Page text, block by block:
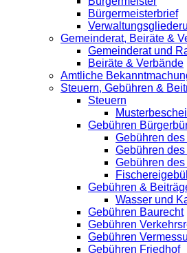
Bürgermeisterbrief
Gemeinderat, Beiräte &
Gemeinderat und
Beiräte & Verbände
Amtliche
Steuern, Gebühren &
Steuern
Gebühren
Gebühren
Gebühren
Gebühren
Gebühren &
Wasser und
Gebühren Baurecht
Gebühren
Gebühren
Gebühren Friedhof